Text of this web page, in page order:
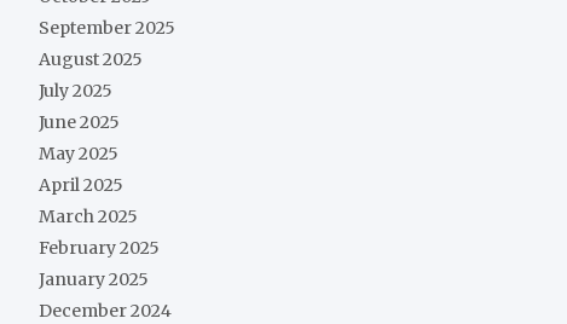
September 2025
August 2025
July 2025
June 2025
May 2025
April 2025
March 2025
February 2025
January 2025
December 2024